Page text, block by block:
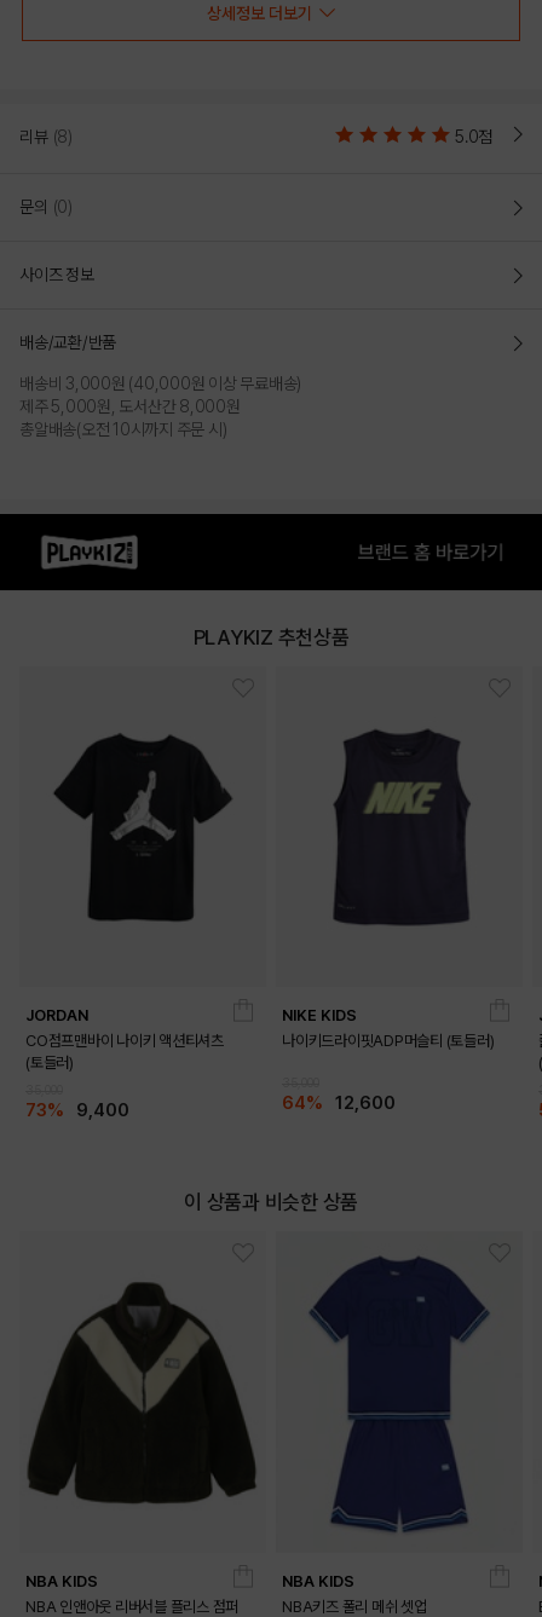
WHITE
상세정보 더보기
리뷰 (8) 5.0점
문의 (0)
사이즈 정보
배송/교환/반품
배송비 3,000원 (40,000원 이상 무료배송)
제주 5,000원, 도서산간 8,000원
총알배송(오전 10시까지 주문 시)
PLAYKIZ 추천상품
JORDAN
CO점프맨바이 나이키 액션티셔츠
(토들러)
73% 9,400
NIKE KIDS
나이키드라이핏ADP머슬티 (토들러)
64% 12,600
이 상품과 비슷한 상품
NBA KIDS
NBA 인앤아웃 리버서블 플리스 점퍼
NBA KIDS
NBA키즈 폴리 메쉬 셋업